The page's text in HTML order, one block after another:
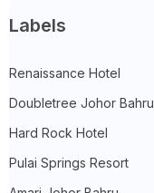
►January 2025
►November 2024
►September 2024(27)
►
August 2024
► July 2024(49)
►June 2024(51)
Labels
Renaissance Hotel
Doubletree Johor Bahru
Hard Rock Hotel
Pulai Springs Resort